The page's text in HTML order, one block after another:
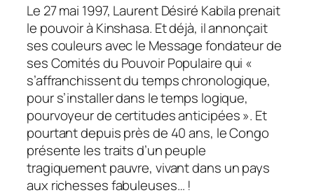
Le 27 mai 1997, Laurent Désiré Kabila prenait
le pouvoir à Kinshasa. Et déjà, il annonçait
ses couleurs avec le Message fondateur de
ses Comités du Pouvoir Populaire qui «
s’affranchissent du temps chronologique,
pour s’installer dans le temps logique,
pourvoyeur de certitudes anticipées ». Et
pourtant depuis près de 40 ans, le Congo
présente les traits d’un peuple
tragiquement pauvre, vivant dans un pays
aux richesses fabuleuses… !